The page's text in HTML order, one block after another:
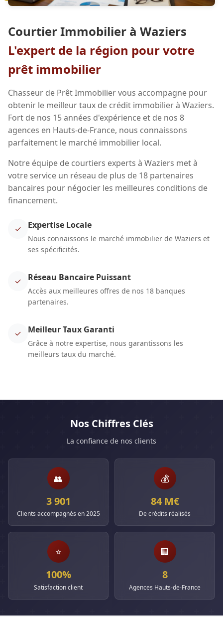
Courtier Immobilier à Waziers
L'expert de la région pour votre
prêt immobilier
Chasseur de Prêt Immobilier vous accompagne pour
obtenir le meilleur taux de crédit immobilier à Waziers.
Fort de nos 15 années d'expérience et de nos 8
agences en Hauts-de-France, nous connaissons
parfaitement le marché immobilier local.
Notre équipe de courtiers experts à Waziers met à
votre service un réseau de plus de 18 partenaires
bancaires pour négocier les meilleures conditions de
financement.
✓ Expertise Locale
Nous connaissons le marché immobilier de Waziers et
ses spécificités.
✓ Réseau Bancaire Puissant
Accès aux meilleures offres de nos 18 banques
partenaires.
✓ Meilleur Taux Garanti
Grâce à notre expertise, nous garantissons les
meilleurs taux du marché.
Nos Chiffres Clés
La confiance de nos clients
👥
3 901
Clients accompagnés en 2025
💰
84 M€
De crédits réalisés
⭐
100%
Satisfaction client
🏢
8
Agences Hauts-de-France